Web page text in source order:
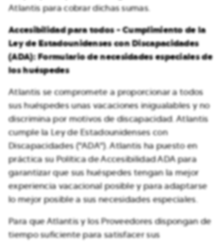
Atlantis para cobrar dichas sumas.
Accesibilidad para todos - Cumplimiento de la
Ley de Estadounidenses con Discapacidades
(ADA): Formulario de necesidades especiales de
los huéspedes
Atlantis se compromete a proporcionar a todos
sus huéspedes unas vacaciones inigualables y no
discrimina por motivos de discapacidad. Atlantis
cumple la Ley de Estadounidenses con
Discapacidades ("ADA"). Atlantis ha puesto en
práctica su Política de Accesibilidad ADA para
garantizar que sus huéspedes tengan la mejor
experiencia vacacional posible y para adaptarse
lo mejor posible a sus necesidades especiales.
Para que Atlantis y los Proveedores dispongan de
tiempo suficiente para satisfacer sus